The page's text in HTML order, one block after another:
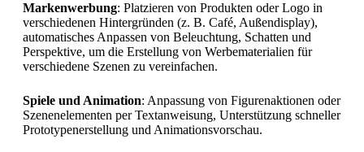
Markenwerbung: Platzieren von Produkten oder Logo in
verschiedenen Hintergründen (z. B. Café, Außendisplay),
automatisches Anpassen von Beleuchtung, Schatten und
Perspektive, um die Erstellung von Werbematerialien für
verschiedene Szenen zu vereinfachen.
Spiele und Animation: Anpassung von Figurenaktionen oder
Szenenelementen per Textanweisung, Unterstützung schneller
Prototypenerstellung und Animationsvorschau.